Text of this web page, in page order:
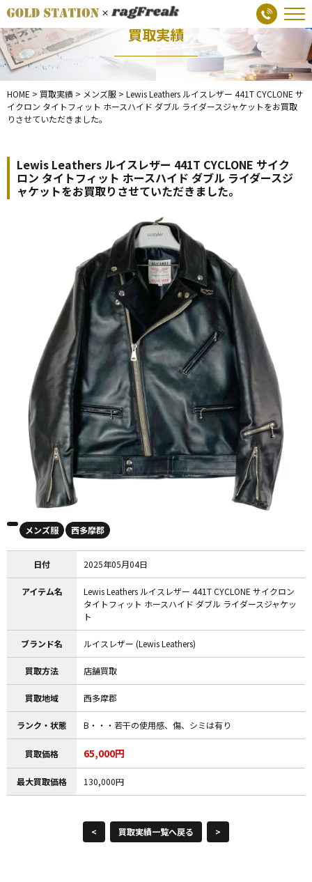
買取実績
HOME > 買取実績 > メンズ服 > Lewis Leathers ルイスレザー 441T CYCLONE サ
イクロン タイトフィット ホースハイド ダブル ライダースジャケットをお買取
りさせていただきました。
Lewis Leathers ルイスレザー 441T CYCLONE サイク
ロン タイトフィット ホースハイド ダブル ライダースジ
ャケットをお買取りさせていただきました。
メンズ服 西多摩郡
日付 2025年05月04日
アイテム名
Lewis Leathers ルイスレザー 441T CYCLONE サイクロン
タイトフィット ホースハイド ダブル ライダースジャケッ
ト
ブランド名 ルイスレザー (Lewis Leathers)
買取方法 店舗買取
買取地域 西多摩郡
ランク・状態 B・・・若干の使用感、傷、シミは有り
買取価格 65,000円
最大買取価格 130,000円
< 買取実績一覧へ戻る >